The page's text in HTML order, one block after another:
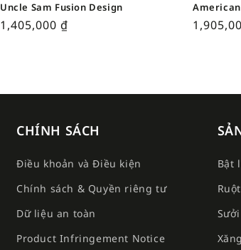
Uncle Sam Fusion Design
1,405,000 ₫
CHÍNH SÁCH
Điều khoản và Điều kiện
Chính sách & Quyền riêng tư
Dữ liệu an toàn
Product Infringement Notice
Bật